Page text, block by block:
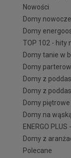
Nowości
Domy
Domy
TOP 102 - hity
Domy tanie w
Domy
Domy z
Domy z
Domy piętrowe
Domy na
ENERGO
Domy z
Polecane